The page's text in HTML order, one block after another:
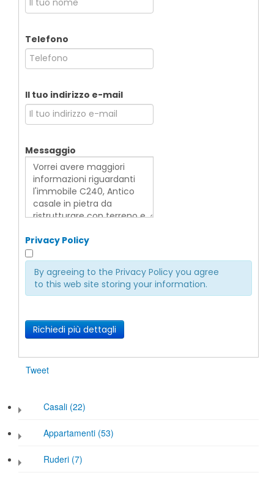
Telefono
Il tuo indirizzo e-mail
Messaggio
Privacy Policy
By agreeing to the Privacy Policy you agree
to this web site storing your information.
Richiedi più dettagli
Tweet
Casali (22)
Appartamenti (53)
Ruderi (7)